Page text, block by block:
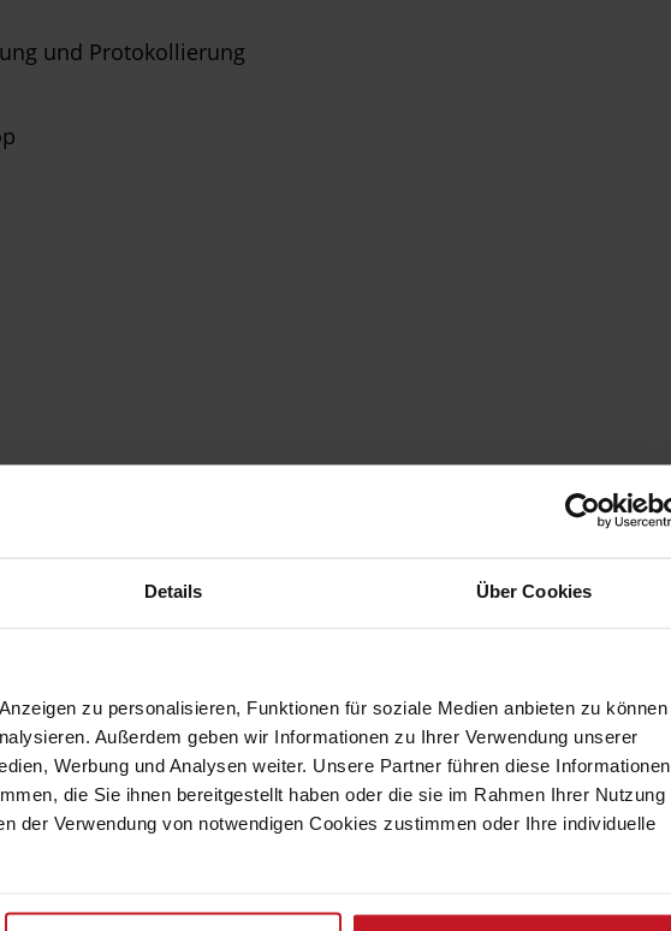
Details Über Cookies
zu personalisieren, Funktionen für soziale Medien anbieten zu können
Außerdem geben wir Informationen zu Ihrer Verwendung unserer
Werbung und Analysen weiter. Unsere Partner führen diese Informationen
die Sie ihnen bereitgestellt haben oder die sie im Rahmen Ihrer Nutzung
der Verwendung von notwendigen Cookies zustimmen oder Ihre individuelle
und Protokollierung
Videos müssen Sie den Marketing-Cookies